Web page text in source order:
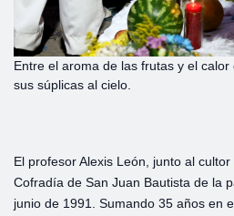
Entre el aroma de las frutas y el
sus súplicas al cielo.
El profesor Alexis León, junto al
Cofradía de San Juan Bautista de la
junio de 1991. Sumando 35 años en